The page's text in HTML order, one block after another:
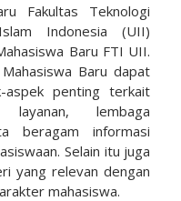
Fakultas Teknologi
Indonesia (UII)
Baru FTI UII.
Baru dapat
penting terkait
lembaga
beragam informasi
Selain itu juga
yang relevan dengan
mahasiswa.